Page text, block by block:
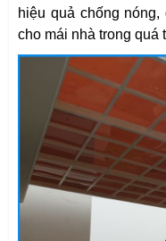
hiệu quả chống
cho mái nhà trong quá